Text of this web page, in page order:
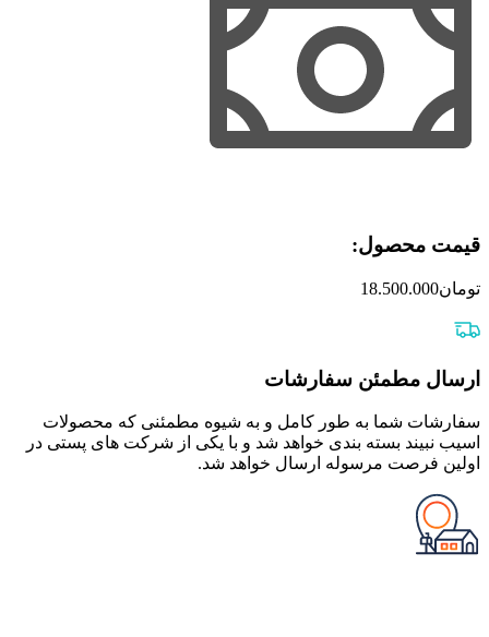
قیمت محصول:​
تومان18.500.000
ارسال مطمئن سفارشات
سفارشات شما به طور کامل و به شیوه مطمئنی که محصولات
اسیب نبیند بسته بندی خواهد شد و با یکی از شرکت های پستی در
اولین فرصت مرسوله ارسال خواهد شد.